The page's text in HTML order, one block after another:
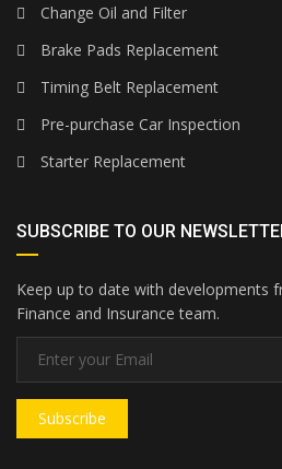
Change Oil and Filter
Brake Pads Replacement
Timing Belt Replacement
Pre-purchase Car Inspection
Starter Replacement
SUBSCRIBE TO OUR
Keep up to date with developments
Finance and Insurance team.
Subscribe